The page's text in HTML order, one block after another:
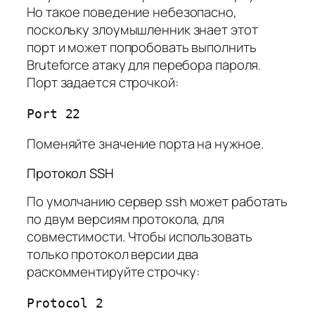
Но такое поведение небезопасно,
поскольку злоумышленник знает этот
порт и может попробовать выполнить
Bruteforce атаку для перебора пароля.
Порт задается строчкой:
Port 22
Поменяйте значение порта на нужное.
Протокол SSH
По умолчанию сервер ssh может работать
по двум версиям протокола, для
совместимости. Чтобы использовать
только протокол версии два
раскомментируйте строчку:
Protocol 2